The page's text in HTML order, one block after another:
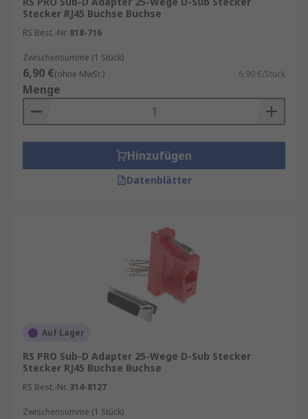
oder Alter.
Stecker RJ45 Buchse Buchse
RS Best.-Nr. 818-716
Zwischensumme (1 Stück)
6,90 €(ohne MwSt.) 6,90 €/Stück
Menge
Hinzufügen
Datenblätter
Auf Lager
RS PRO Sub-D Adapter 25-Wege D-Sub Stecker
Stecker RJ45 Buchse Buchse
RS Best.-Nr. 314-8127
Zwischensumme (1 Stück)